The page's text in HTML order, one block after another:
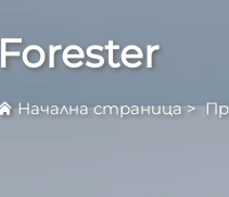
Forester
Начална страница>